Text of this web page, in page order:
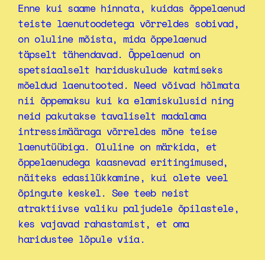
Enne kui saame hinnata, kuidas õppelaenud
teiste laenutoodetega võrreldes sobivad,
on oluline mõista, mida õppelaenud
täpselt tähendavad. Õppelaenud on
spetsiaalselt hariduskulude katmiseks
mõeldud laenutooted. Need võivad hõlmata
nii õppemaksu kui ka elamiskulusid ning
neid pakutakse tavaliselt madalama
intressimääraga võrreldes mõne teise
laenutüübiga. Oluline on märkida, et
õppelaenudega kaasnevad eritingimused,
näiteks edasilükkamine, kui olete veel
õpingute keskel. See teeb neist
atraktiivse valiku paljudele õpilastele,
kes vajavad rahastamist, et oma
haridustee lõpule viia.